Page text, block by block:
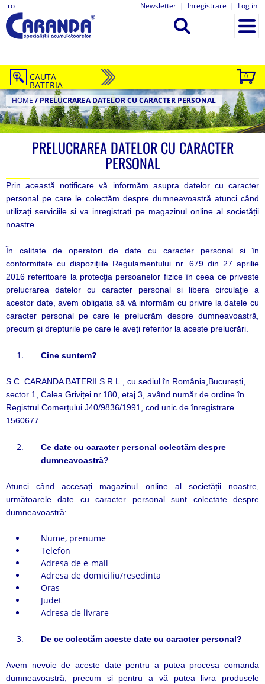
ro Newsletter | Inregistrare | Log in
0
CAUTA
BATERIA
HOME / PRELUCRAREA DATELOR CU CARACTER PERSONAL
PRELUCRAREA DATELOR CU CARACTER
PERSONAL
Prin această notificare vă informăm asupra datelor cu caracter
personal pe care le colectăm despre dumneavoastră atunci când
utilizați serviciile si va inregistrati pe magazinul online al societății
noastre.
În calitate de operatori de date cu caracter personal si în
conformitate cu dispozițiile Regulamentului nr. 679 din 27 aprilie
2016 referitoare la protecţia persoanelor fizice în ceea ce priveste
prelucrarea datelor cu caracter personal si libera circulaţie a
acestor date, avem obligatia să vă informăm cu privire la datele cu
caracter personal pe care le prelucrăm despre dumneavoastră,
precum și drepturile pe care le aveți referitor la aceste prelucrări.
Cine suntem?
S.C. CARANDA BATERII S.R.L., cu sediul în România,București,
sector 1, Calea Griviței nr.180, etaj 3, având număr de ordine în
Registrul Comerțului J40/9836/1991, cod unic de înregistrare
1560677.
Ce date cu caracter personal colectăm despre
dumneavoastră?
Atunci când accesați magazinul online al societății noastre,
următoarele date cu caracter personalsunt colectate despre
dumneavoastră:
Nume, prenume
Telefon
Adresa de e-mail
Adresa de domiciliu/resedinta
Oras
Judet
Adresa de livrare
De ce colectăm aceste date cu caracter personal?
Avem nevoie de aceste date pentru a putea procesa comanda
dumneavoastră, precum și pentru a vă putea livra produsele